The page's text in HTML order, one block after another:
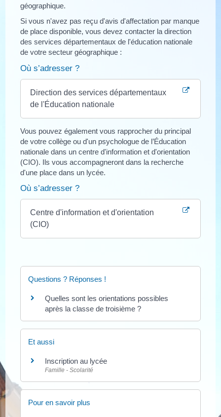
géographique.
Si vous n'avez pas reçu d'avis d'affectation par manque
de place disponible, vous devez contacter la direction
des services départementaux de l'éducation nationale
de votre secteur géographique :
Où s’adresser ?
Direction des services départementaux
de l'Éducation nationale
Vous pouvez également vous rapprocher du principal
de votre collège ou d'un psychologue de l’Éducation
nationale dans un centre d'information et d'orientation
(CIO). Ils vous accompagneront dans la recherche
d'une place dans un lycée.
Où s’adresser ?
Centre d'information et d'orientation
(CIO)
Questions ? Réponses !
Quelles sont les orientations possibles
après la classe de troisième ?
Et aussi
Inscription au lycée
Famille - Scolarité
Pour en savoir plus